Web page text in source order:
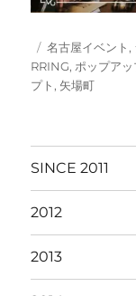
投
稿
日:
カ
テ
ゴ
名古屋イベント ,
RRING, ポップア
プト , 矢場町
SINCE 2011
2012
2013